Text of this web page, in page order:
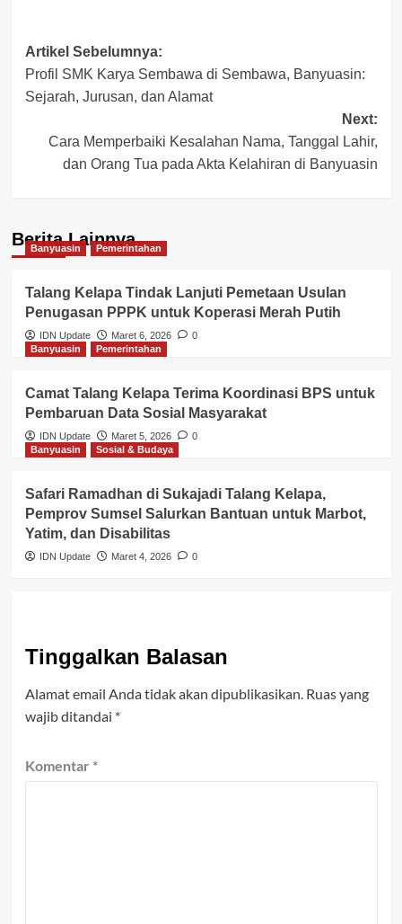
Post
navigation
Artikel Sebelumnya:
Profil SMK Karya Sembawa di Sembawa, Banyuasin:
Sejarah, Jurusan, dan Alamat
Next:
Cara Memperbaiki Kesalahan Nama, Tanggal Lahir,
dan Orang Tua pada Akta Kelahiran di Banyuasin
Berita Lainnya
Banyuasin Pemerintahan
Talang Kelapa Tindak Lanjuti Pemetaan Usulan
Penugasan PPPK untuk Koperasi Merah Putih
IDN Update Maret 6, 2026
0
Banyuasin
Pemerintahan
Camat Talang Kelapa Terima Koordinasi BPS untuk
Pembaruan Data Sosial Masyarakat
IDN Update Maret 5, 2026
0
Banyuasin
Sosial & Budaya
Safari Ramadhan di Sukajadi Talang Kelapa,
Pemprov Sumsel Salurkan Bantuan untuk Marbot,
Yatim, dan Disabilitas
IDN Update Maret 4, 2026 0
Tinggalkan Balasan
Alamat email Anda tidak akan dipublikasikan. Ruas yang
wajib ditandai *
Komentar *